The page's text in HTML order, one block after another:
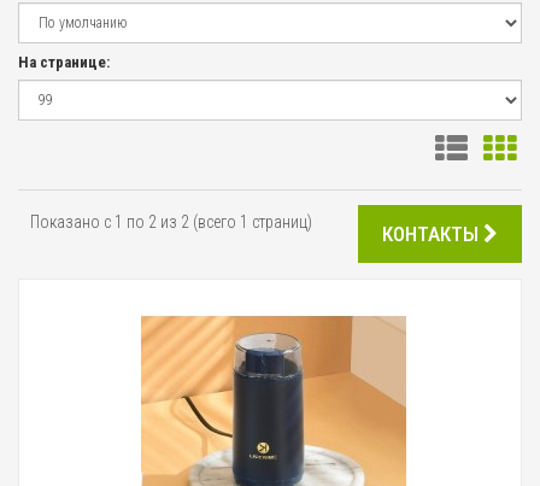
На странице:
Показано с 1 по 2 из 2 (всего 1 страниц) КОНТАКТЫ